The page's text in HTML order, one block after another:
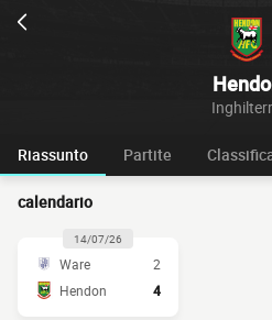
Riassunto Partite
calendario
14/07/26
Ware
2
Hendon
4